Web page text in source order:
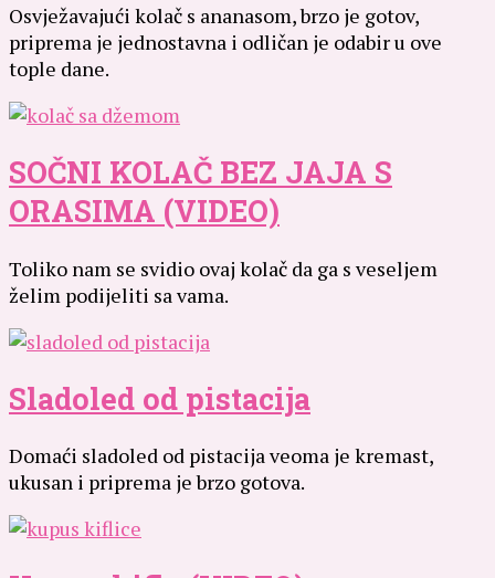
Osvježavajući kolač s ananasom, brzo je gotov,
priprema je jednostavna i odličan je odabir u ove
tople dane.
SOČNI KOLAČ BEZ JAJA S
ORASIMA (VIDEO)
Toliko nam se svidio ovaj kolač da ga s veseljem
želim podijeliti sa vama.
Sladoled od pistacija
Domaći sladoled od pistacija veoma je kremast,
ukusan i priprema je brzo gotova.